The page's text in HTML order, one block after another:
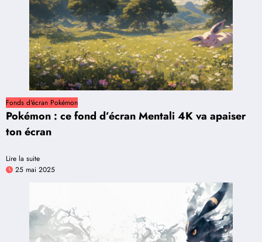
Fonds d'écran Pokémon
Pokémon : ce fond d’écran Mentali 4K va apaiser
ton écran
Lire la suite
25 mai 2025